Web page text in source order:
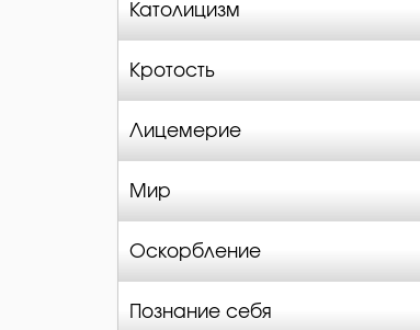
Католицизм
Кротость
Лицемерие
Мир
Оскорбление
Познание себя